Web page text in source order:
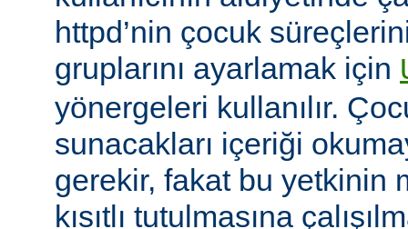
httpd’nin çocuk
gruplarını ayarlamak için
yönergeleri kullanılır.
sunacakları içeriği
gerekir, fakat bu yetkinin
kısıtlı tutulmasına